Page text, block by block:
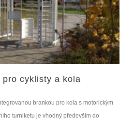
cyklisty a kola
brankou pro kola s motorickým
turniketu je vhodný především do